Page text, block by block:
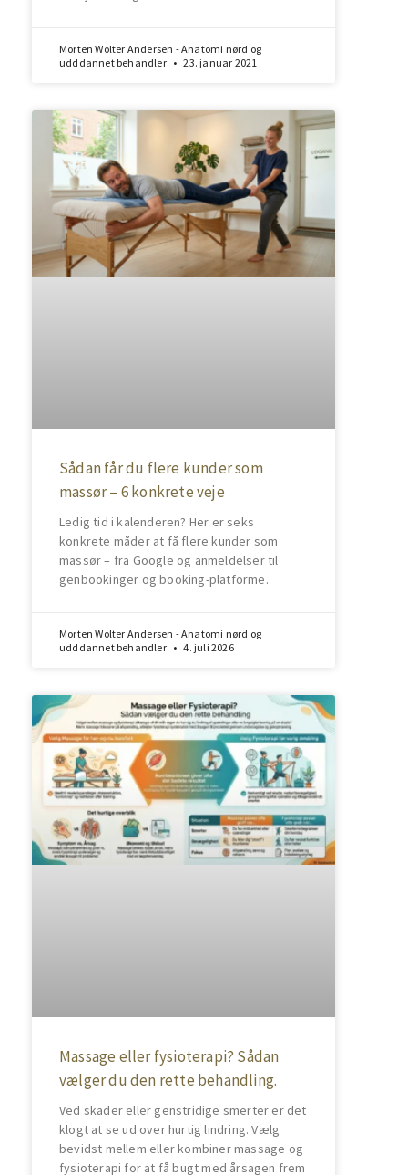
Morten Wolter Andersen - Anatomi nørd og
udddannet behandler
23. januar 2021
Sådan får du flere kunder som
massør – 6 konkrete veje
Ledig tid i kalenderen? Her er seks
konkrete måder at få flere kunder som
massør – fra Google og anmeldelser til
genbookinger og booking-platforme.
Morten Wolter Andersen - Anatomi nørd og
udddannet behandler
4. juli 2026
Massage eller fysioterapi? Sådan
vælger du den rette behandling.
Ved skader eller genstridige smerter er det
klogt at se ud over hurtig lindring. Vælg
bevidst mellem eller kombiner massage og
fysioterapi for at få bugt med årsagen frem